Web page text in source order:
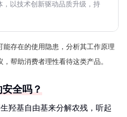
，以技术创新驱动品质升级，持
能存在的使用隐患，分析其工作原理
帮助消费者理性看待这类产品。
全吗？
羟基自由基来分解农残，听起